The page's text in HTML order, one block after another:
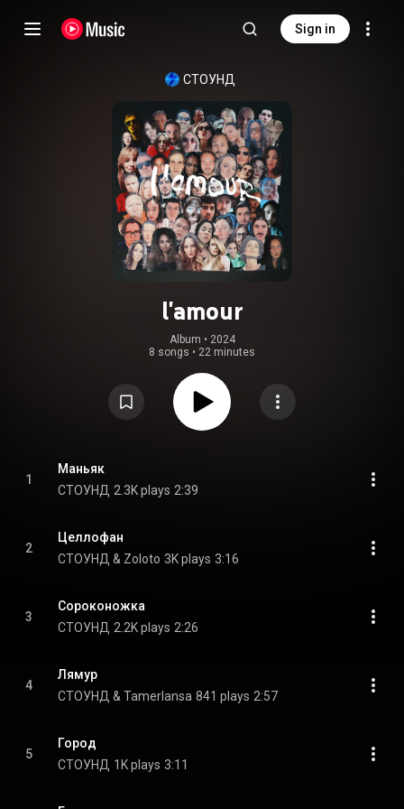
Sign in
СТОУНД
l'amour
Album • 2024
8 songs • 22 minutes
1
Маньяк
СТОУНД 2.3K plays 2:39
2
Целлофан
СТОУНД & Zoloto 3K plays 3:16
3
Сороконожка
СТОУНД 2.2K plays 2:26
4
Лямур
СТОУНД & Tamerlansa 841 plays 2:57
5
Город
СТОУНД 1K plays 3:11